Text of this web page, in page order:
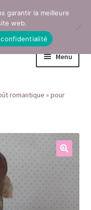
Menu
romantique » pour
garantir la meilleure
web.